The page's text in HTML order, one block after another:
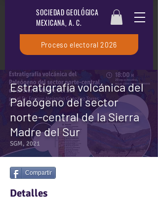
SOCIEDAD GEOLÓGICA
MEXICANA, A. C.
Proceso electoral 2026
Estratigrafía volcánica del
Paleógeno del sector
norte-central de la Sierra
Madre del Sur
SGM, 2021
Compartir
Detalles